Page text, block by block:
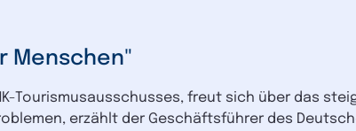
Menschen"
Tourismusausschusses, freut sich über das
erzählt der Geschäftsführer des